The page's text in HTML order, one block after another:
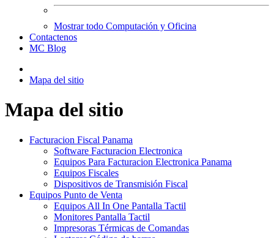
Mostrar todo Computación y Oficina
Contactenos
MC Blog
Mapa del sitio
Mapa del sitio
Facturacion Fiscal Panama
Software Facturacion Electronica
Equipos Para Facturacion Electronica Panama
Equipos Fiscales
Dispositivos de Transmisión Fiscal
Equipos Punto de Venta
Equipos All In One Pantalla Tactil
Monitores Pantalla Tactil
Impresoras Térmicas de Comandas